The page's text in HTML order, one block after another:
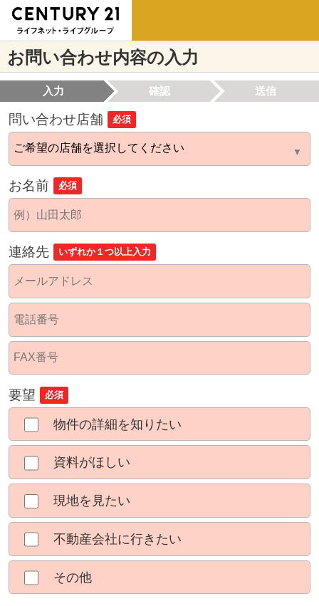
お問い合わせ内容の入力
入力 確認 送信
問い合わせ店舗 必須
お名前 必須
連絡先 いずれか１つ以上入力
要望 必須
物件の詳細を知りたい
資料がほしい
現地を見たい
不動産会社に行きたい
その他